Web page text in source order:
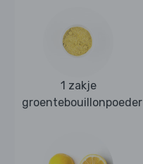
1 zakje
groentebouillonpoeder